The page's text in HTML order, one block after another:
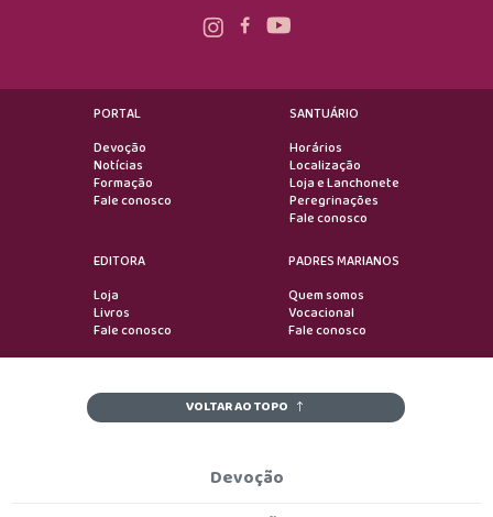
PORTAL
Devoção
Notícias
Formação
Fale conosco
SANTUÁRIO
Horários
Localização
Loja e Lanchonete
Peregrinações
Fale conosco
EDITORA
Loja
Livros
Fale conosco
PADRES MARIANOS
Quem somos
Vocacional
Fale conosco
VOLTAR AO TOPO
Devoção